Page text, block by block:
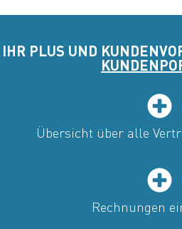
IHR PLUS UND
Übersicht über alle
Rechnungen